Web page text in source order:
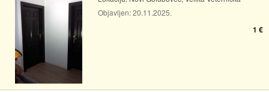
Objavljen:20.11.2025.
1 €